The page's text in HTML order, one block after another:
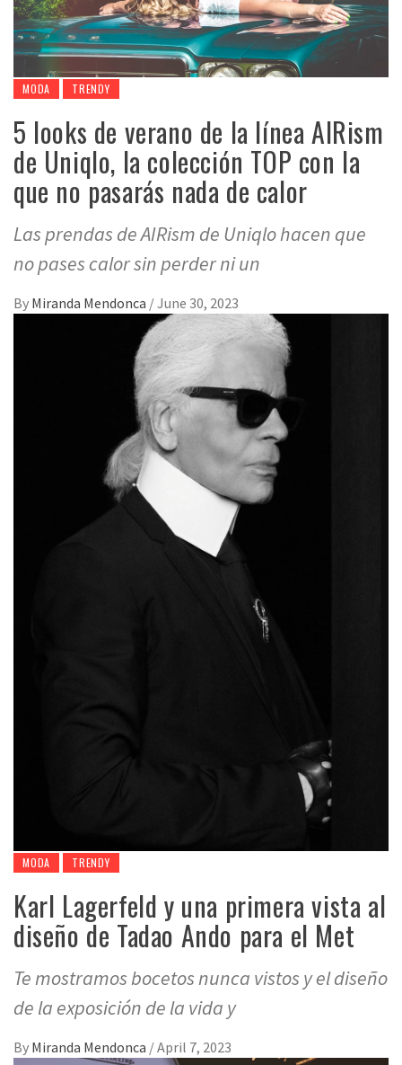
MODA TRENDY
5 looks de verano de la línea AIRism
de Uniqlo, la colección TOP con la
que no pasarás nada de calor
Las prendas de AIRism de Uniqlo hacen que
no pases calor sin perder ni un
By Miranda Mendonca /June 30, 2023
MODA TRENDY
Karl Lagerfeld y una primera vista al
diseño de Tadao Ando para el Met
Te mostramos bocetos nunca vistos y el diseño
de la exposición de la vida y
By Miranda Mendonca /April 7, 2023